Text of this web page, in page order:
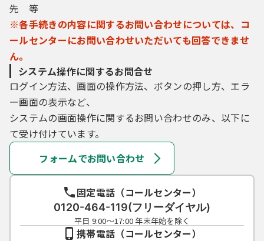
先 等
※各手続きの内容に関するお問い合わせについては、コ
ールセンターにお問い合わせいただいても回答できませ
ん。
システム操作に関するお問合せ
ログイン方法、画面の操作方法、ボタンの押し方、エラ
ー画面の表示など、
システムの画面操作に関するお問い合わせのみ、以下に
て受け付けています。
フォームでお問い合わせ
固定電話（コールセンター）
0120-464-119(フリーダイヤル)
平日 9:00～17:00 年末年始を除く
携帯電話（コールセンター）